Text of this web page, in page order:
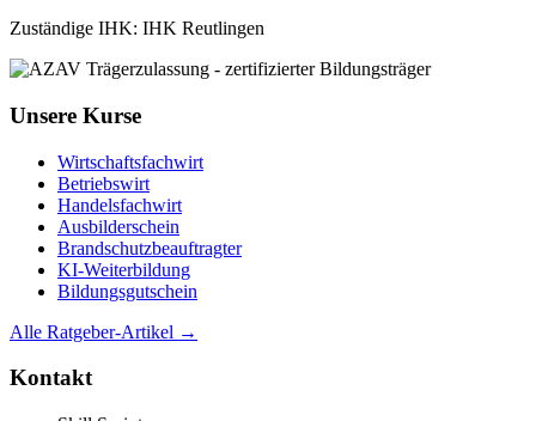
Zuständige IHK: IHK Reutlingen
Unsere Kurse
Wirtschaftsfachwirt
Betriebswirt
Handelsfachwirt
Ausbilderschein
Brandschutzbeauftragter
KI-Weiterbildung
Bildungsgutschein
Alle Ratgeber-Artikel →
Kontakt